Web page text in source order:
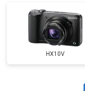
HX10V